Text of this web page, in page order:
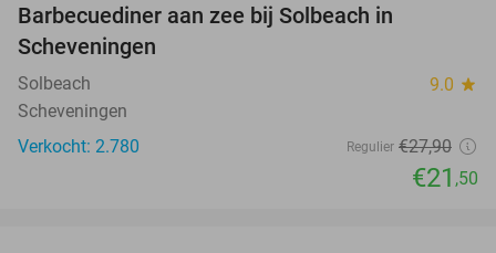
Barbecuediner aan zee bij Solbeach in
Scheveningen
Solbeach 9.0 star
Scheveningen
Verkocht: 2.780
Regulier €27,90
€21 ,50